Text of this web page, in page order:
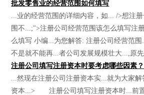
批发零售业的经营范围如何填写
...业的经营范围的详细内容，如... />想注
围不...;">注册公司经营范围该怎么填写注
么填写 小编...为您解答: 注册公司经营范
不是就不能再...者公司发展规模壮大...,原先
注册公司填写注册资本时要考虑哪些因素？
...然现在注册公司注册资本实...就为大家
资本...> 注册公司填写注册资本时...前